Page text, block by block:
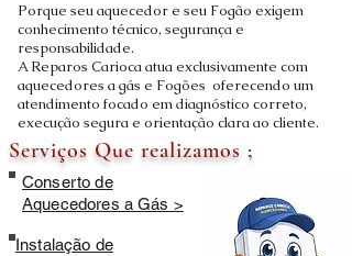
Porque seu aquecedor e seu Fogão exigem
conhecimento técnico, segurança e
responsabilidade.
A Reparos Carioca atua exclusivamente com
aquecedores a gás e Fogões oferecendo um
atendimento focado em diagnóstico correto,
execução segura e orientação clara ao cliente.
Serviços Que realizamos ;
Conserto de
Aquecedores a Gás >
Instalação de